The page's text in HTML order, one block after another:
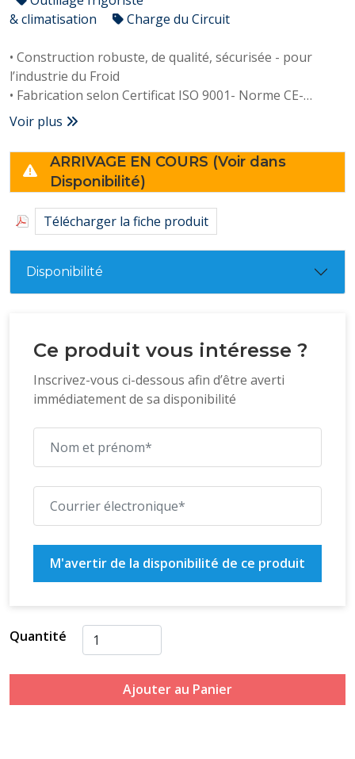
& climatisation
Charge du Circuit
• Construction robuste, de qualité, sécurisée - pour
l’industrie du Froid
• Fabrication selon Certificat ISO 9001- Norme CE-
Directive 2002/95/EC(RoHS)
• Pompes à huile interne pour optimiser la lubrification
• Thermostat de sécurité intégré au moteur
• Poignée ergonomique
• Alimentation: 18V 9Ah batterie lithium
• Raccords: 1/4" SAE & 3/8“
• Débit: 4.0 CFM - 114 L/min
• Vide final: 15 microns
• Puissance maxi.: 1/4 HP
Voir plus
ARRIVAGE EN COURS (Voir dans
Disponibilité)
Télécharger la fiche produit
Disponibilité
Ce produit vous intéresse ?
Inscrivez-vous ci-dessous afin d’être averti
immédiatement de sa disponibilité
M'avertir de la disponibilité de ce produit
Quantité
Ajouter au Panier